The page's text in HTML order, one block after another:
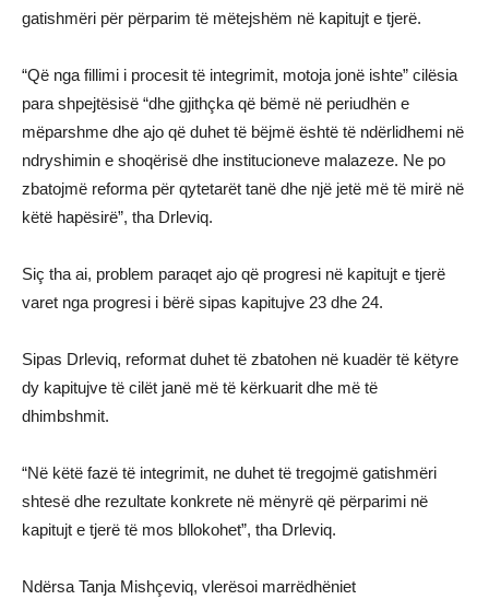
gatishmëri për përparim të mëtejshëm në kapitujt e tjerë.
“Që nga fillimi i procesit të integrimit, motoja jonë ishte” cilësia
para shpejtësisë “dhe gjithçka që bëmë në periudhën e
mëparshme dhe ajo që duhet të bëjmë është të ndërlidhemi në
ndryshimin e shoqërisë dhe institucioneve malazeze. Ne po
zbatojmë reforma për qytetarët tanë dhe një jetë më të mirë në
këtë hapësirë”, tha Drleviq.
Siç tha ai, problem paraqet ajo që progresi në kapitujt e tjerë
varet nga progresi i bërë sipas kapitujve 23 dhe 24.
Sipas Drleviq, reformat duhet të zbatohen në kuadër të këtyre
dy kapitujve të cilët janë më të kërkuarit dhe më të
dhimbshmit.
“Në këtë fazë të integrimit, ne duhet të tregojmë gatishmëri
shtesë dhe rezultate konkrete në mënyrë që përparimi në
kapitujt e tjerë të mos bllokohet”, tha Drleviq.
Ndërsa Tanja Mishçeviq, vlerësoi marrëdhëniet